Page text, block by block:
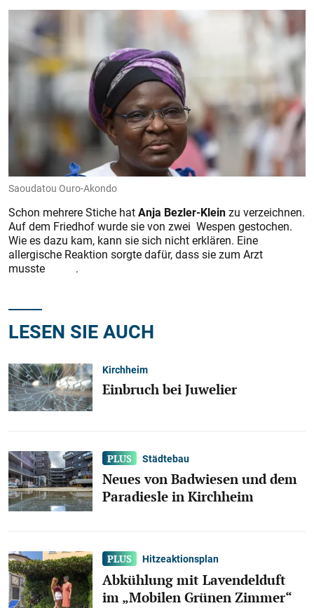
Saoudatou Ouro-Akondo
Schon mehrere Stiche hatAnja Bezler-Kleinzu verzeichnen.
Auf dem Friedhof wurde sie von zwei Wespen gestochen.
Wie es dazu kam, kann sie sich nicht erklären. Eine
allergische Reaktion sorgte dafür, dass sie zum Arzt
musste .
LESEN SIE AUCH
Kirchheim
Einbruch bei Juwelier
Städtebau
Neues von Badwiesen und dem
Paradiesle in Kirchheim
Hitzeaktionsplan
Abkühlung mit Lavendelduft
im „Mobilen Grünen Zimmer“